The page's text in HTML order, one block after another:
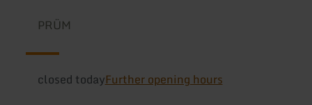
PRÜM
closed todayFurther opening hours